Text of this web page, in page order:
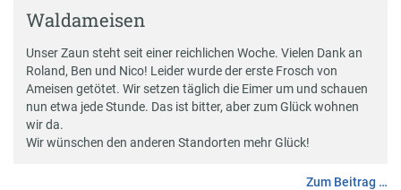
Waldameisen
Unser Zaun steht seit einer reichlichen Woche. Vielen Dank an
Roland, Ben und Nico! Leider wurde der erste Frosch von
Ameisen getötet. Wir setzen täglich die Eimer um und schauen
nun etwa jede Stunde. Das ist bitter, aber zum Glück wohnen
wir da.
Wir wünschen den anderen Standorten mehr Glück!
Zum Beitrag …